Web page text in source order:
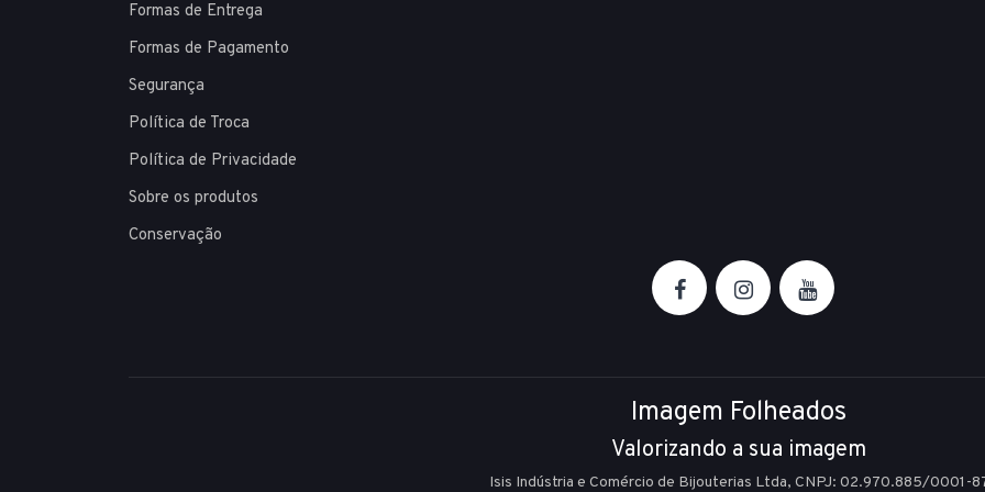
Formas de Entrega
Formas de Pagamento
Segurança
Política de Troca
Política de Privacidade
Sobre os produtos
Conservação
Imagem Folheados
Valorizando a sua imagem
Isis Indústria e Comércio de Bijouterias Ltda, CNPJ: 02.970.885/0001-